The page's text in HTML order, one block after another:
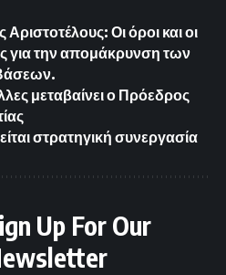
Οι όροι και οι
για την απομάκρυνση των
μεταβαίνει ο Πρόεδρος
στρατηγική συνεργασία
Up For Our